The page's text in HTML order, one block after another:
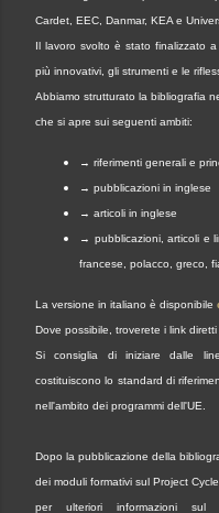
Cardet, EEC, Danmar, KEA e
Il lavoro svolto è stato finalizzato
più innovativi, gli strumenti e le
Abbiamo strutturato la bibliografia
che si apre sui seguenti ambiti:
→ riferimenti generali e
→ pubblicazioni in inglese
→ articoli in inglese
→ pubblicazioni, articoli e
francese, polacco, greco,
La versione in italiano è disponibile
Dove possibile, troverete i link
Si consiglia di iniziare dalle
costituiscono lo standard di
nell'ambito dei programmi dell'UE.
Dopo la pubblicazione della
dei moduli formativi sul Project
per ulteriori informazioni